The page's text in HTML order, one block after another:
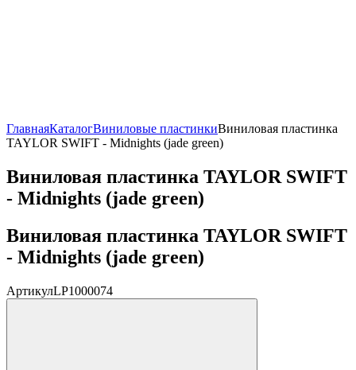
ГлавнаяКаталогВиниловые пластинкиВиниловая пластинка
TAYLOR SWIFT - Midnights (jade green)
Виниловая пластинка TAYLOR SWIFT
- Midnights (jade green)
Виниловая пластинка TAYLOR SWIFT
- Midnights (jade green)
АртикулLP1000074